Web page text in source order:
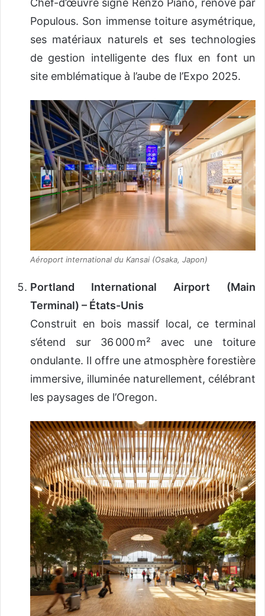
Chef-d’œuvre signé Renzo Piano, rénové par
Populous. Son immense toiture asymétrique,
ses matériaux naturels et ses technologies
de gestion intelligente des flux en font un
site emblématique à l’aube de l’Expo 2025.
Aéroport international du Kansai (Osaka, Japon)
Portland International Airport (Main
Terminal) – États-Unis
Construit en bois massif local, ce terminal
s’étend sur 36 000 m² avec une toiture
ondulante. Il offre une atmosphère forestière
immersive, illuminée naturellement, célébrant
les paysages de l’Oregon.